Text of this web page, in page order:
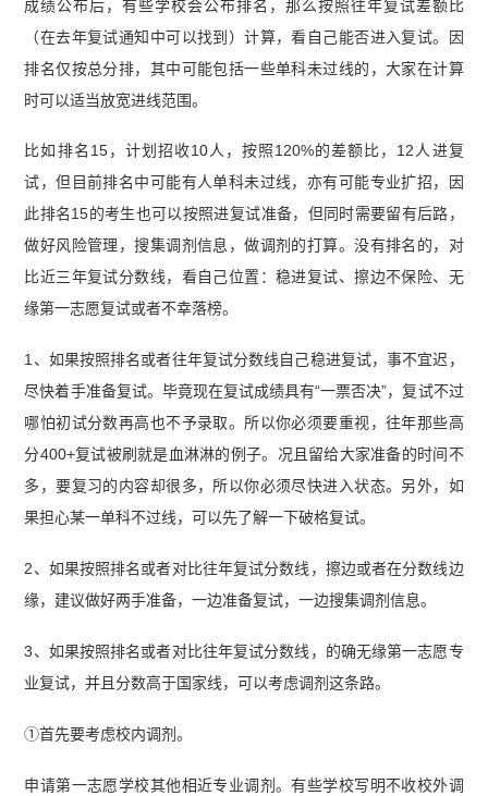
成绩公布后，有些学校会公布排名，那么按照往年复试差额比
（在去年复试通知中可以找到）计算，看自己能否进入复试。因
排名仅按总分排，其中可能包括一些单科未过线的，大家在计算
时可以适当放宽进线范围。
比如排名15，计划招收10人，按照120%的差额比，12人进复
试，但目前排名中可能有人单科未过线，亦有可能专业扩招，因
此排名15的考生也可以按照进复试准备，但同时需要留有后路，
做好风险管理，搜集调剂信息，做调剂的打算。没有排名的，对
比近三年复试分数线，看自己位置：稳进复试、擦边不保险、无
缘第一志愿复试或者不幸落榜。
1、如果按照排名或者往年复试分数线自己稳进复试，事不宜迟，
尽快着手准备复试。毕竟现在复试成绩具有“一票否决”，复试不过
哪怕初试分数再高也不予录取。所以你必须要重视，往年那些高
分400+复试被刷就是血淋淋的例子。况且留给大家准备的时间不
多，要复习的内容却很多，所以你必须尽快进入状态。另外，如
果担心某一单科不过线，可以先了解一下破格复试。
2、如果按照排名或者对比往年复试分数线，擦边或者在分数线边
缘，建议做好两手准备，一边准备复试，一边搜集调剂信息。
3、如果按照排名或者对比往年复试分数线，的确无缘第一志愿专
业复试，并且分数高于国家线，可以考虑调剂这条路。
①首先要考虑校内调剂。
申请第一志愿学校其他相近专业调剂。有些学校写明不收校外调